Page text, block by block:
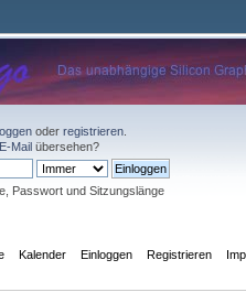
oderregistrieren
Mail übersehen?
Passwort und Sitzungslänge
Kalender Einloggen Registrieren